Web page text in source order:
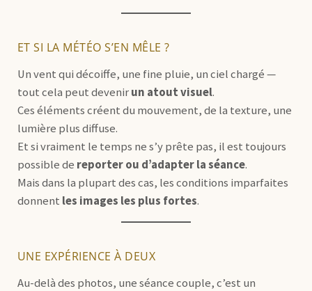
ET SI LA MÉTÉO S’EN MÊLE ?
Un vent qui décoiffe, une fine pluie, un ciel chargé —
tout cela peut devenirun atout visuel.
Ces éléments créent du mouvement, de la texture, une
lumière plus diffuse.
Et si vraiment le temps ne s’y prête pas, il est toujours
possible de reporter ou d’adapter la séance.
Mais dans la plupart des cas, les conditions imparfaites
donnent les images les plus fortes.
UNE EXPÉRIENCE À DEUX
Au-delà des photos, une séance couple, c’est un